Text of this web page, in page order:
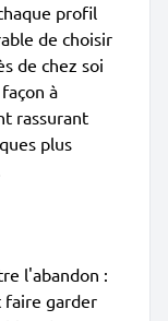
profil
de choisir
de chez soi
à
rassurant
plus
l'abandon :
faire garder